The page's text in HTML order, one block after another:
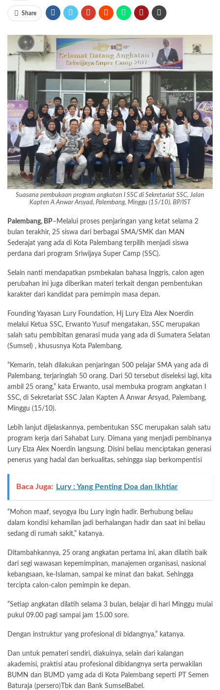
Share
Suasana pembukaan program angkatan I SSC di Sekretariat SSC, Jalan
Kapten A Anwar Arsyad, Palembang, Minggu (15/10). BP/IST
Palembang, BP–Melalui proses penjaringan yang ketat selama 2
bulan terakhir, 25 siswa dari berbagai SMA/SMK dan MAN
Sederajat yang ada di Kota Palembang terpilih menjadi siswa
perdana dari program Sriwijaya Super Camp (SSC).
Selain nanti mendapatkan psmbekalan bahasa Inggris, calon agen
perubahan ini juga diberikan materi terkait dengan pembentukan
karakter dari kandidat para pemimpin masa depan.
Founding Yayasan Lury Foundation, Hj Lury Elza Alex Noerdin
melalui Ketua SSC, Erwanto Yusuf mengatakan, SSC merupakan
salah satu pembibitan genarasi muda yang ada di Sumatera Selatan
(Sumsel) , khususnya Kota Palembang.
“Kemarin, telah dilakukan penjaringan 500 pelajar SMA yang ada di
Palembang, terjaringlah 50 orang. Dari 50 tersebut diseleksi lagi, kita
ambil 25 orang,” kata Erwanto, usai membuka program angkatan I
SSC, di Sekretariat SSC Jalan Kapten A Anwar Arsyad, Palembang,
Minggu (15/10).
Lebih lanjut dijelaskannya, pembentukan SSC merupakan salah satu
program kerja dari Sahabat Lury. Dimana yang menjadi pembinanya
Lury Elza Alex Noerdin langsung. Disini beliau menciptakan generasi
penerus yang hadal dan berkualitas, sehingga siap berkompentisi
Baca Juga: Lury : Yang Penting Doa dan Ikhtiar
“Mohon maaf, seyogya Ibu Lury ingin hadir. Berhubung beliau
dalam kondisi kehamilan jadi berhalangan hadir dan saat ini beliau
sedang di rumah sakit,” katanya.
Ditambahkannya, 25 orang angkatan pertama ini, akan dilatih baik
dari segi wawasan kepemimpinan, manajemen organisasi, nasional
kebangsaan, ke-Islaman, sampai ke minat dan bakat. Sehingga
tercipta calon-calon pemimpin ke depan.
“Setiap angkatan dilatih selama 3 bulan, belajar di hari Minggu mulai
pukul 09.00 pagi sampai jam 15.00 sore.
Dengan instruktur yang profesional di bidangnya,” katanya.
Dan untuk pemateri sendiri, diakuinya, selain dari kalangan
akademisi, praktisi atau profesional dibidangnya serta perwakilan
BUMN dan BUMD yamg ada di Kota Palembang seperti PT Semen
Baturaja (persero)Tbk dan Bank SumselBabel.